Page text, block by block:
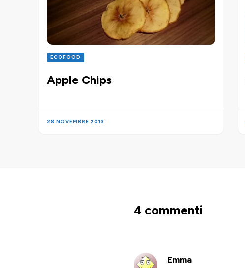
ECOFOOD
Apple Chips
28 NOVEMBRE 2013
4 commenti
Emma